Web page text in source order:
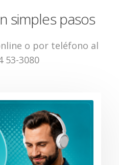
simples pasos
o por teléfono al
53-3080